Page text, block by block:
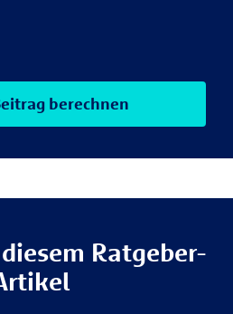
berechnen
Ratgeber-